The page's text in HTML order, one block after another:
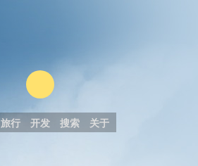
旅行 开发 搜索 关于